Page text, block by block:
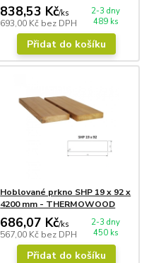
838,53 Kč/ks
693,00 Kč bez DPH
2-3 dny
489 ks
Přidat do košíku
Hoblované prkno SHP 19 x 92 x
4200 mm - THERMOWOOD
686,07 Kč/ks
567,00 Kč bez DPH
2-3 dny
450 ks
Přidat do košíku